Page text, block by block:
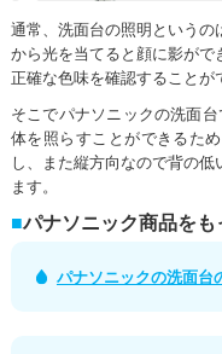
通常、洗面台の照明という
から光を当てると顔に影が
正確な色味を確認することが
そこでパナソニックの洗面
体を照らすことができるた
し、また縦方向なので背の
ます。
パナソニック商品をも
パナソニックの洗面台